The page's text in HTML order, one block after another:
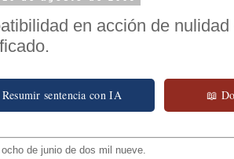
en acción de
sentencia con IA 📖
ocho de junio de dos mil nueve.